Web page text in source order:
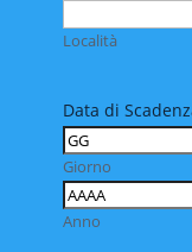
Località
Data di
Giorno
Anno